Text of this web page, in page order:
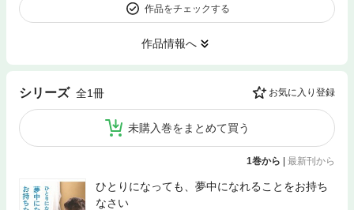
作品をチェックする
作品情報へ
シリーズ 全1冊 お気に入り登録
未購入巻をまとめて買う
1巻から 最新刊から
ひとりになっても、夢中になれることをお持ち
なさい